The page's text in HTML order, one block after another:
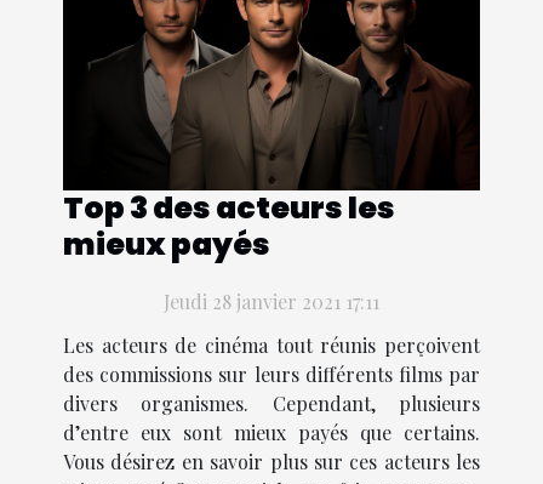
Top 3 des acteurs les
mieux payés
Jeudi 28 janvier 2021 17:11
Les acteurs de cinéma tout réunis perçoivent
des commissions sur leurs différents films par
divers organismes. Cependant, plusieurs
d’entre eux sont mieux payés que certains.
Vous désirez en savoir plus sur ces acteurs les